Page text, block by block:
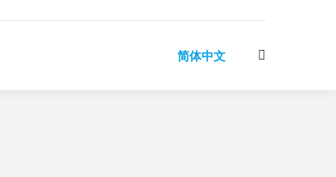
简体中文 Search: